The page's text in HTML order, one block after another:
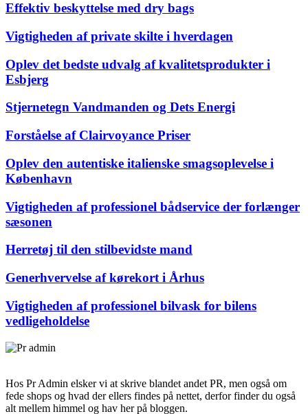
Effektiv beskyttelse med dry bags
Vigtigheden af private skilte i hverdagen
Oplev det bedste udvalg af kvalitetsprodukter i
Esbjerg
Stjernetegn Vandmanden og Dets Energi
Forståelse af Clairvoyance Priser
Oplev den autentiske italienske smagsoplevelse i
København
Vigtigheden af professionel bådservice der forlænger
sæsonen
Herretøj til den stilbevidste mand
Generhvervelse af kørekort i Århus
Vigtigheden af professionel bilvask for bilens
vedligeholdelse
Hos Pr Admin elsker vi at skrive blandet andet PR, men også om
fede shops og hvad der ellers findes på nettet, derfor finder du også
alt mellem himmel og hav her på bloggen.